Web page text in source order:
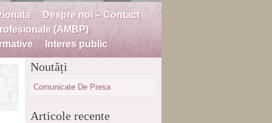
Despre noi – Contact
(AMBP)
Interes public
Noutăți
Comunicate De Presa
Articole recente